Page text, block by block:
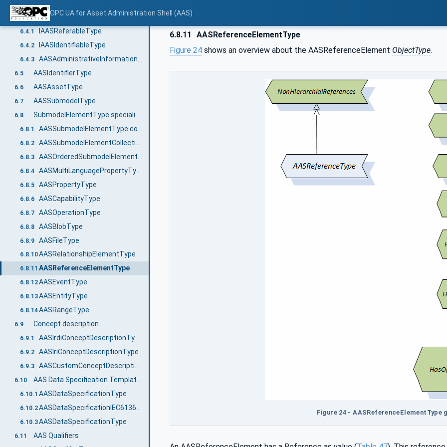
OPC UA for Asset Administration Shell (AAS)
6.3 AASReferenceType
6.4 Referable and Identifiable
6.4.1 IAASReferableType
6.4.2 IAASIdentifiableType
6.4.3 AASAdministrativeInformationType
6.5 AASIdentifierType
6.6 AASAssetType
6.7 AASSubmodelType
6.8
6.8.1
6.8.2
6.8.3
6.8.4
6.8.5 AASPropertyType
6.8.6 AASCapabilityType
6.8.7 AASOperationType
6.8.8 AASBlobType
6.8.9 AASFileType
6.8.10AASRelationshipElementType
6.8.11 AASReferenceElementType
6.8.12AASEventType
6.8.13AASEntityType
6.8.14AASRangeType
6.9 Concept description
6.9.1
6.9.2 AASIriConceptDescriptionType
6.9.3
6.10
6.10.1 AASDataSpecificationType
6.10.2
6.10.3AASDataSpecificationType
6.11 AAS Qualifiers
6.8.11
AASReferenceElementType
Figure 24 shows an overview about the AASReferenceElement ObjectType.
Figure 24 - AASReferenceElementType